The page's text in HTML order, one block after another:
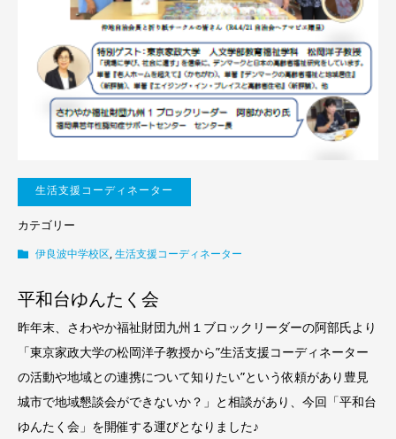
生活支援コーディネーター
カテゴリー
伊良波中学校区,生活支援コーディネーター
平和台ゆんたく会
昨年末、さわやか福祉財団九州１ブロックリーダーの阿部氏より
「東京家政大学の松岡洋子教授から”生活支援コーディネーター
の活動や地域との連携について知りたい”という依頼があり豊見
城市で地域懇談会ができないか？」と相談があり、今回「平和台
ゆんたく会」を開催する運びとなりました♪